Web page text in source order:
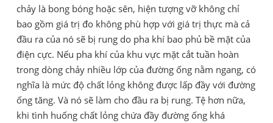
chảy là bong bóng hoặc sên, hiện tượng vỡ không chỉ
bao gồm giá trị đo không phù hợp với giá trị thực mà cả
đầu ra của nó sẽ bị rung do pha khí bao phủ bề mặt của
điện cực. Nếu pha khí của khu vực mặt cắt tuần hoàn
trong dòng chảy nhiều lớp của đường ống nằm ngang, có
nghĩa là mức độ chất lỏng không được lấp đầy với đường
ống tăng. Và nó sẽ làm cho đầu ra bị rung. Tệ hơn nữa,
khi tình huống chất lỏng chứa đầy đường ống khá